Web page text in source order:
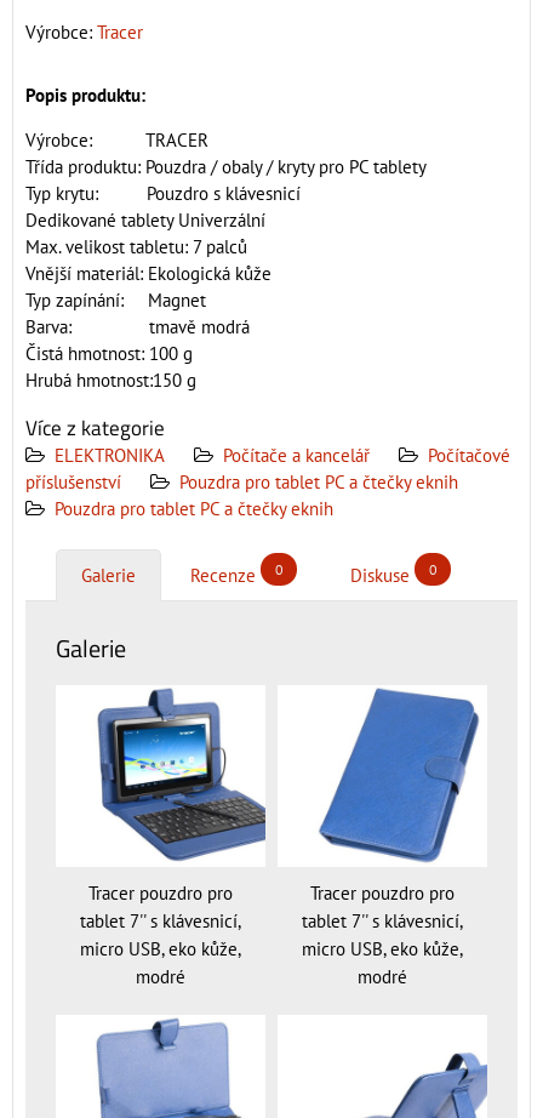
Výrobce: Tracer
Popis produktu:
Výrobce: TRACER
Třída produktu: Pouzdra / obaly / kryty pro PC tablety
Typ krytu: Pouzdro s klávesnicí
Dedikované tablety Univerzální
Max. velikost tabletu: 7 palců
Vnější materiál: Ekologická kůže
Typ zapínání: Magnet
Barva: tmavě modrá
Čistá hmotnost: 100 g
Hrubá hmotnost:150 g
Více z kategorie
ELEKTRONIKA Počítače a kancelář
Počítačové
příslušenství
Pouzdra pro tablet PC a čtečky eknih
Pouzdra pro tablet PC a čtečky eknih
Galerie Recenze 0 Diskuse 0
Galerie
Tracer pouzdro pro
tablet 7'' s klávesnicí,
micro USB, eko kůže,
modré
Tracer pouzdro pro
tablet 7'' s klávesnicí,
micro USB, eko kůže,
modré